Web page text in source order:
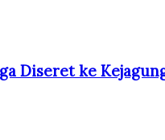
Diseret ke